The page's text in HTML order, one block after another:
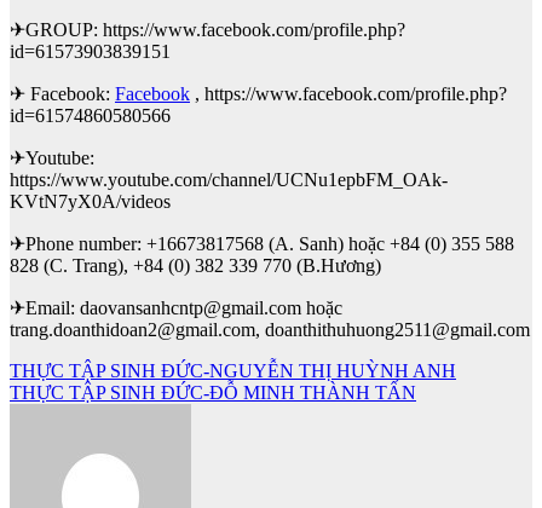
✈GROUP: https://www.facebook.com/profile.php?
id=61573903839151
✈ Facebook: Facebook , https://www.facebook.com/profile.php?
id=61574860580566
✈Youtube:
https://www.youtube.com/channel/UCNu1epbFM_OAk-
KVtN7yX0A/videos
✈Phone number: +16673817568 (A. Sanh) hoặc +84 (0) 355 588
828 (C. Trang), +84 (0) 382 339 770 (B.Hương)
✈Email: daovansanhcntp@gmail.com hoặc
trang.doanthidoan2@gmail.com, doanthithuhuong2511@gmail.com
Điều
hướng
THỰC TẬP SINH ĐỨC-NGUYỄN THỊ HUỲNH ANH
THỰC TẬP SINH ĐỨC-ĐỖ MINH THÀNH TẤN